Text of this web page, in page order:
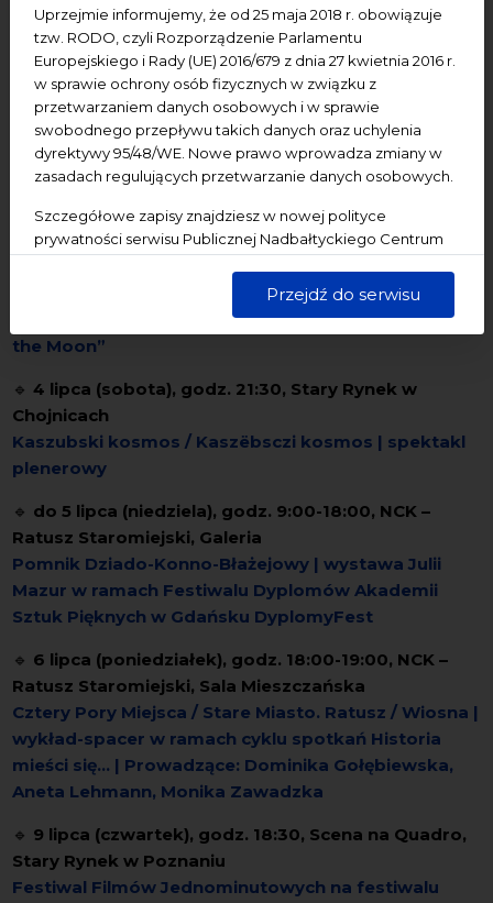
Uprzejmie informujemy, że od 25 maja 2018 r. obowiązuje
tzw. RODO, czyli Rozporządzenie Parlamentu
Europejskiego i Rady (UE) 2016/679 z dnia 27 kwietnia 2016 r.
w sprawie ochrony osób fizycznych w związku z
przetwarzaniem danych osobowych i w sprawie
swobodnego przepływu takich danych oraz uchylenia
dyrektywy 95/48/WE. Nowe prawo wprowadza zmiany w
zasadach regulujących przetwarzanie danych osobowych.
Szczegółowe zapisy znajdziesz w nowej polityce
prywatności serwisu Publicznej Nadbałtyckiego Centrum
dane są przetwarzane w sposób bezpieczny, z należytą
starannością i zgodnie z obowiązującymi przepisami.
Przejdź do serwisu
1 lipca (środa), godz. 17:00, NCK – Ratusz
Staromiejski, Sala Mieszczańska
Koncert wyróżnionych uczestników XXXI Spotkań
Muzycznych – Warsztatów Pianistycznych
2 lipca (czwartek), godz. 17:00, NCK – Ratusz
Staromiejski, Sala Mieszczańska
Warsztatów Skrzypcowych
do 4 lipca (sobota), godz. 10:00-20:00, NCK –
chyba śnisz... | instalacja artystyczna „Museum of
the Moon”
🔹4 lipca (sobota), godz. 21:30, Stary Rynek w
Chojnicach
Kaszubski kosmos / Kaszëbsczi kosmos | spektakl
plenerowy
🔹 do 5 lipca (niedziela), godz. 9:00-18:00, NCK –
Ratusz Staromiejski, Galeria
Pomnik Dziado-Konno-Błażejowy | wystawa Julii
Mazurw ramach Festiwalu Dyplomów Akademii
Sztuk Pięknych w Gdańsku DyplomyFest
🔹 6 lipca (poniedziałek), godz. 18:00-19:00, NCK –
Ratusz Staromiejski, Sala Mieszczańska
Cztery Pory Miejsca / Stare Miasto. Ratusz / Wiosna |
wykład-spacerw ramach cyklu spotkań Historia
mieści się... | Prowadzące: Dominika Gołębiewska,
Aneta Lehmann, Monika Zawadzka
🔹 9 lipca (czwartek), godz. 18:30, Scena na Quadro,
Stary Rynek w Poznaniu
Festiwal Filmów Jednominutowych na festiwalu